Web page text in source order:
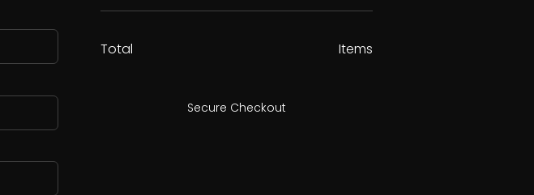
Total Items
Secure Checkout